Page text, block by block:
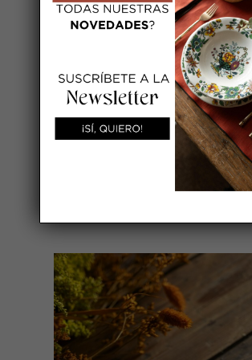
lino azulina con festón fucsia.
medida 15*15 cm ( Servilleta
AÑADIR A MI LISTA DE